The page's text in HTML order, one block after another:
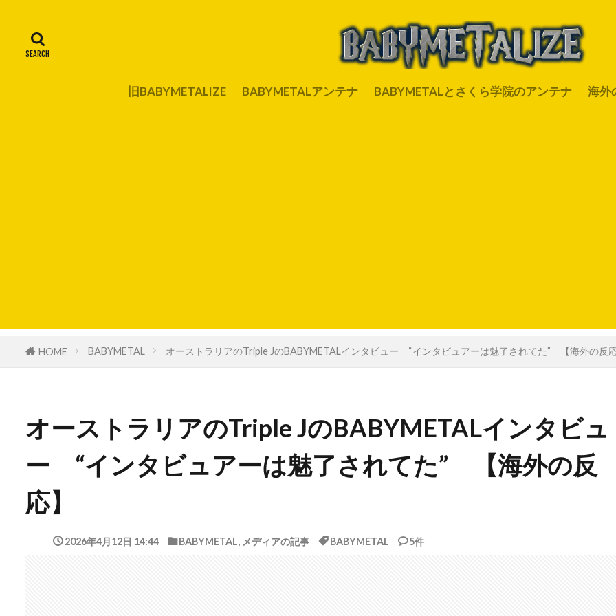
旧BABYMETALIZE BABYMETALアンテナ BABYMETALとさくら学院のアンテナ 海外
HOME BABYMETAL オーストラリアのTriple JのBABYMETALインタビュー “インタビュアーは魅了されてた” 【海外の反
オーストラリアのTriple JのBABYMETALインタビュ
ー “インタビュアーは魅了されてた” 【海外の反
応】
2026年4月12日 14:44 BABYMETAL, メディアの記事 BABYMETAL 5件